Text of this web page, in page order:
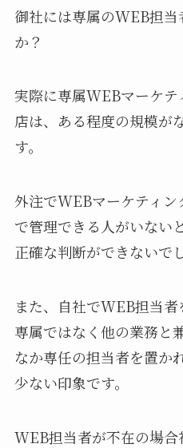
御社には専属のWEB担
か？
実際に専属WEBマーケ
店は、ある程度の規模が
す。
外注でWEBマーケティ
で管理できる人がいない
正確な判断ができないで
また、自社でWEB担当者
専属ではなく他の業務と
なか専任の担当者を置か
少ない印象です。
WEB担当者が不在の場合